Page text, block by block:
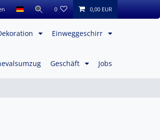
0 0,00 EUR
Einweggeschirr
Geschäft Jobs